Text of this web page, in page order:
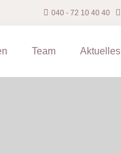
040 ‐ 72 10 40 40
Team Aktuelles